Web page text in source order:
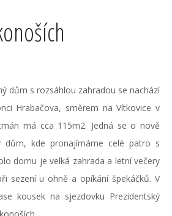
dům s rozsáhlou zahradou se nachází
Hrabačova, směrem na Vítkovice v
má cca 115m2. Jedná se o nově
dům, kde pronajímáme celé patro s
domu je velká zahrada a letní večery
sezení u ohně a opíkání špekáčků. V
kousek na sjezdovku Prezidentský